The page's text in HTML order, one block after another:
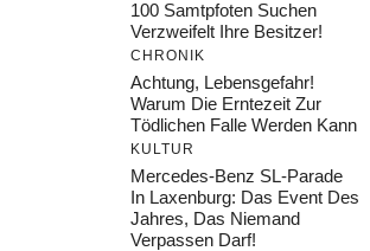
100 Samtpfoten Suchen
Verzweifelt Ihre Besitzer!
CHRONIK
Achtung, Lebensgefahr!
Warum Die Erntezeit Zur
Tödlichen Falle Werden Kann
KULTUR
Mercedes-Benz SL-Parade
In Laxenburg: Das Event Des
Jahres, Das Niemand
Verpassen Darf!